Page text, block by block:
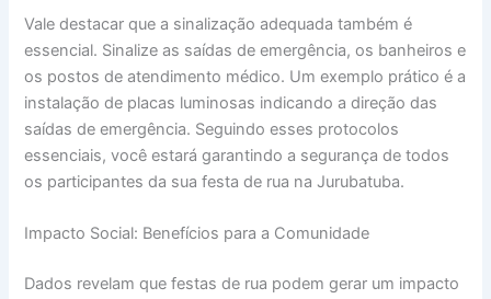
Vale destacar que a sinalização adequada também é
essencial. Sinalize as saídas de emergência, os banheiros e
os postos de atendimento médico. Um exemplo prático é a
instalação de placas luminosas indicando a direção das
saídas de emergência. Seguindo esses protocolos
essenciais, você estará garantindo a segurança de todos
os participantes da sua festa de rua na Jurubatuba.
Impacto Social: Benefícios para a Comunidade
Dados revelam que festas de rua podem gerar um impacto